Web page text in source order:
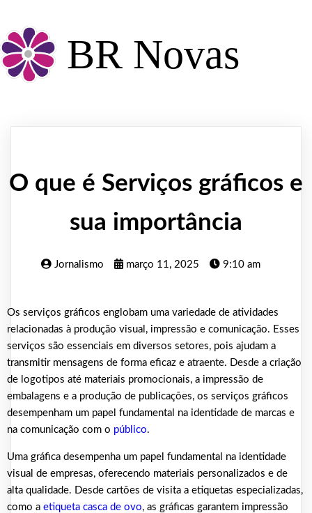
BR Novas
O que é Serviços gráficos e
sua importância
Jornalismo março 11, 2025 9:10 am
Os serviços gráficos englobam uma variedade de atividades
relacionadas à produção visual, impressão e comunicação. Esses
serviços são essenciais em diversos setores, pois ajudam a
transmitir mensagens de forma eficaz e atraente. Desde a criação
de logotipos até materiais promocionais, a impressão de
embalagens e a produção de publicações, os serviços gráficos
desempenham um papel fundamental na identidade de marcas e
na comunicação com o público.
Uma gráfica desempenha um papel fundamental na identidade
visual de empresas, oferecendo materiais personalizados e de
alta qualidade. Desde cartões de visita a etiquetas especializadas,
como a etiqueta casca de ovo, as gráficas garantem impressão